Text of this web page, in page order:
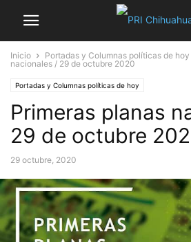
Inicio Portadas y Columnas políticas de hoy
nacionales / 29 de octubre 2020
Portadas y Columnas políticas de hoy
Primeras planas
29 de octubre
29 octubre, 2020